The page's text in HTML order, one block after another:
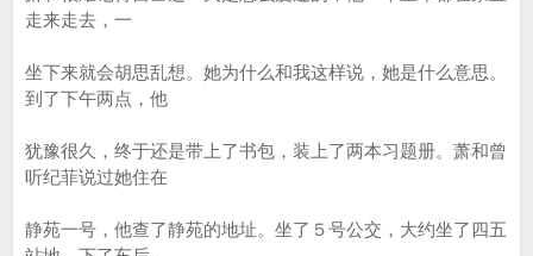
走来走去，一
坐下来就会胡思乱想。她为什么和我这样说，她是什么意思。
到了下午两点，他
犹豫很久，终于还是带上了书包，装上了两本习题册。萧和曾
听纪菲说过她住在
静苑一号，他查了静苑的地址。坐了５号公交，大约坐了四五